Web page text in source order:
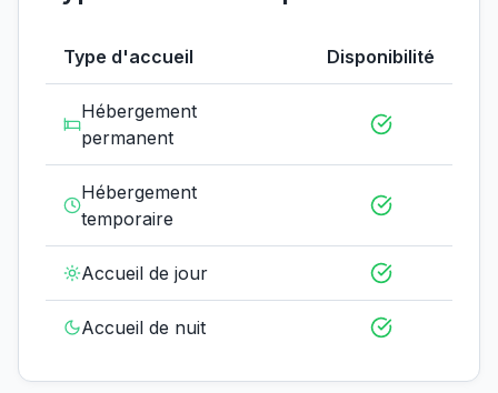
Type d'accueil Disponibilité
Hébergement
permanent
Hébergement
temporaire
Accueil de jour
Accueil de nuit